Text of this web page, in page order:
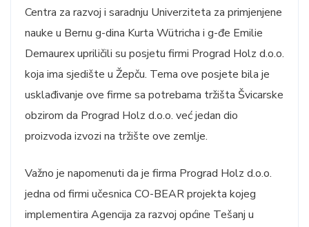
Centra za razvoj i saradnju Univerziteta za primjenjene
nauke u Bernu g-dina Kurta Wütricha i g-đe Emilie
Demaurex upriličili su posjetu firmi Prograd Holz d.o.o.
koja ima sjedište u Žepču. Tema ove posjete bila je
usklađivanje ove firme sa potrebama tržišta Švicarske
obzirom da Prograd Holz d.o.o. već jedan dio
proizvoda izvozi na tržište ove zemlje.
Važno je napomenuti da je firma Prograd Holz d.o.o.
jedna od firmi učesnica CO-BEAR projekta kojeg
implementira Agencija za razvoj općine Tešanj u